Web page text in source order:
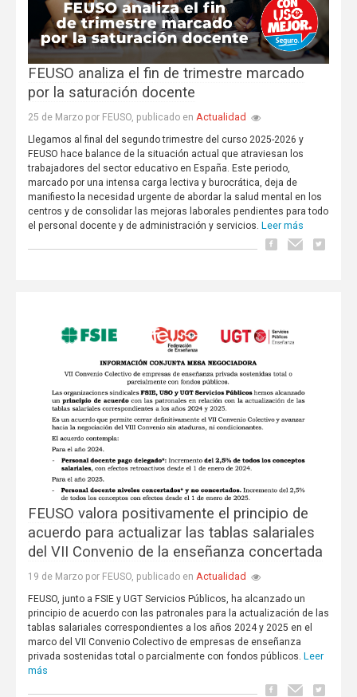
FEUSO analiza el fin de trimestre marcado
por la saturación docente
25 de Marzo por FEUSO, publicado en Actualidad
Llegamos al final del segundo trimestre del curso 2025-2026 y
FEUSO hace balance de la situación actual que atraviesan los
trabajadores del sector educativo en España. Este periodo,
marcado por una intensa carga lectiva y burocrática, deja de
manifiesto la necesidad urgente de abordar la salud mental en los
centros y de consolidar las mejoras laborales pendientes para todo
el personal docente y de administración y servicios. Leer más
FEUSO valora positivamente el principio de
acuerdo para actualizar las tablas salariales
del VII Convenio de la enseñanza concertada
19 de Marzo por FEUSO, publicado en Actualidad
FEUSO, junto a FSIE y UGT Servicios Públicos, ha alcanzado un
principio de acuerdo con las patronales para la actualización de las
tablas salariales correspondientes a los años 2024 y 2025 en el
marco del VII Convenio Colectivo de empresas de enseñanza
privada sostenidas total o parcialmente con fondos públicos. Leer
más